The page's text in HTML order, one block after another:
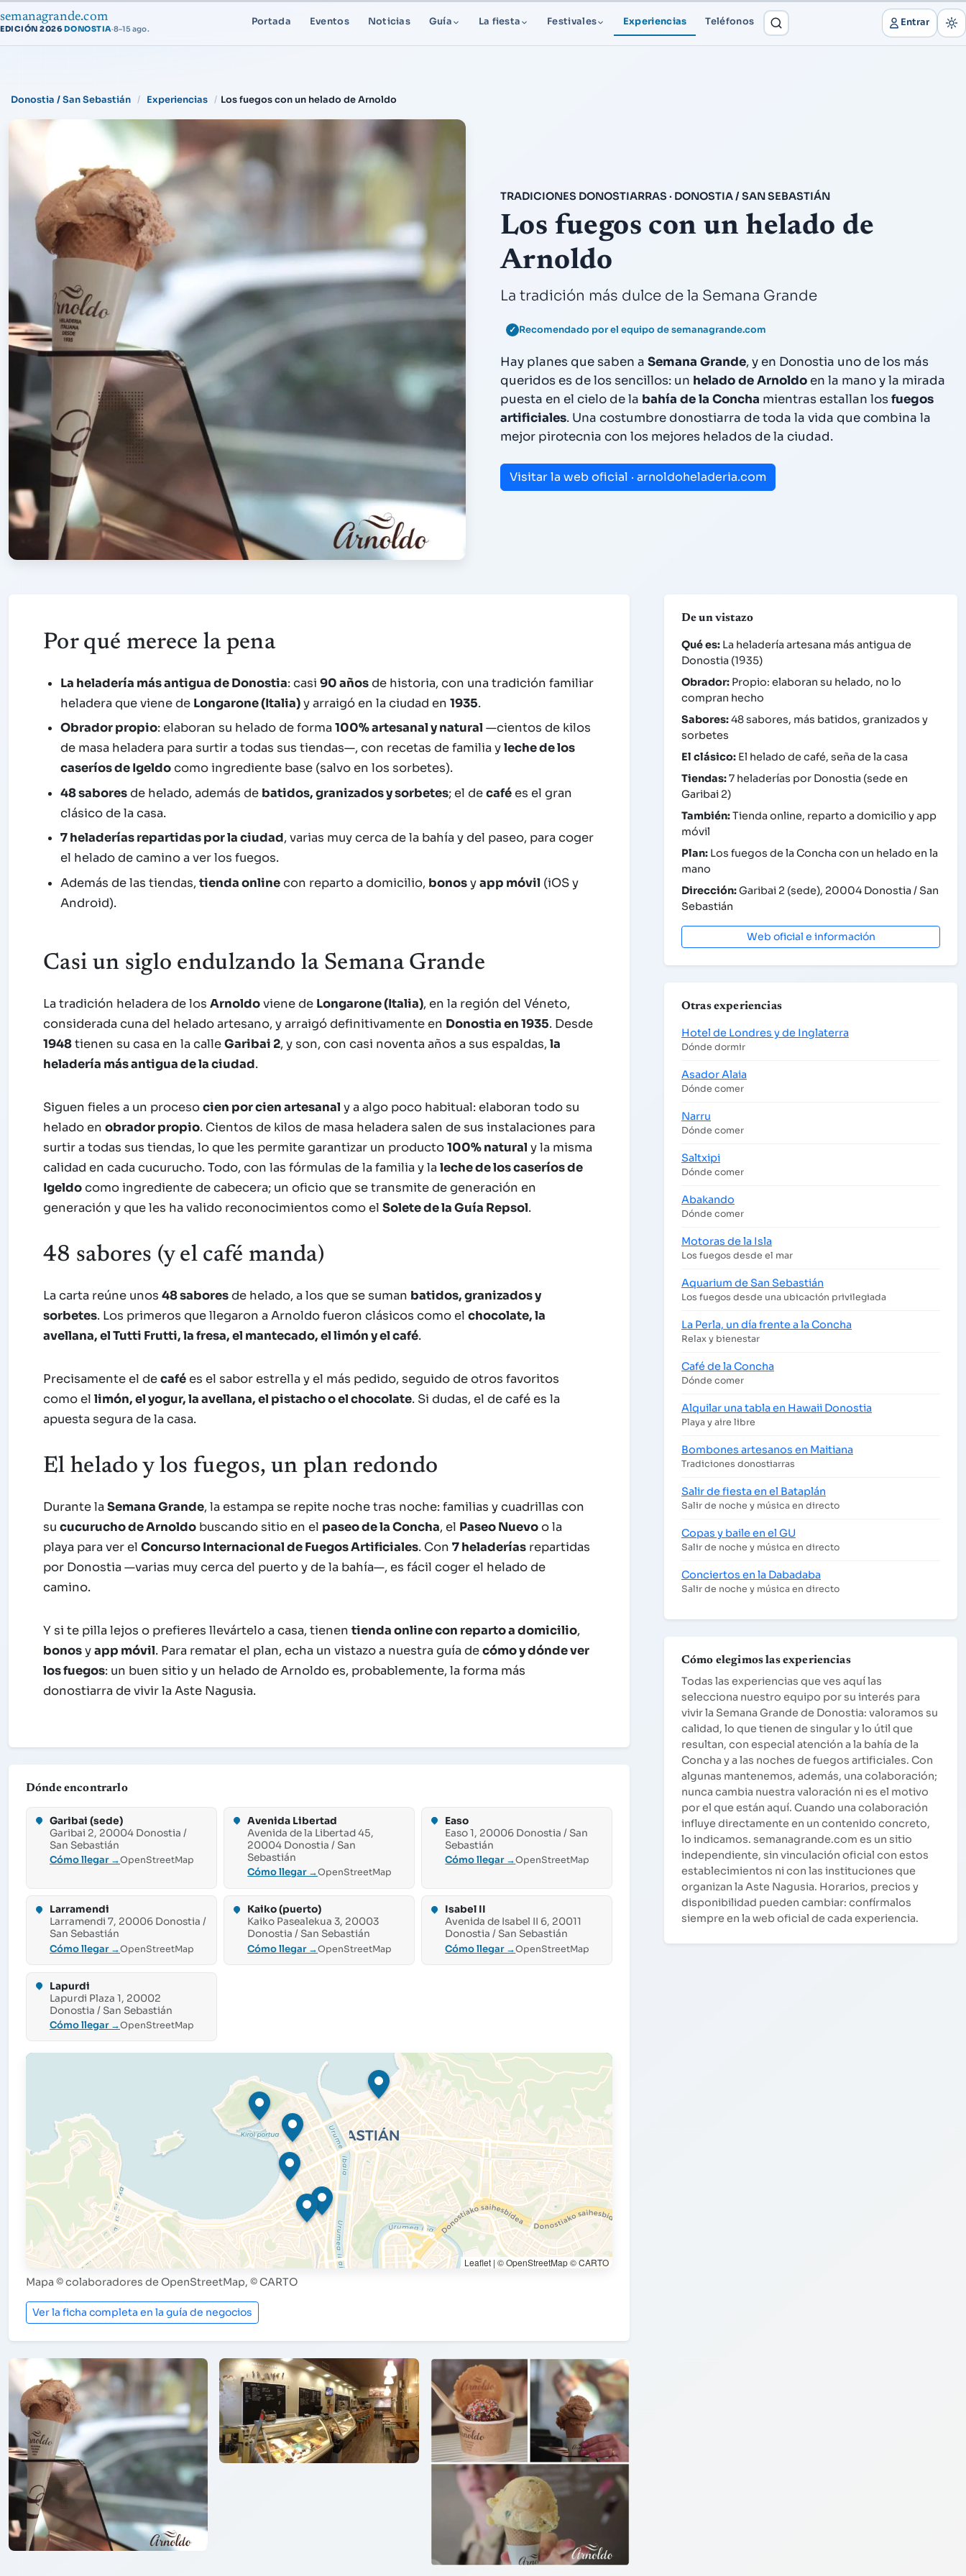
semanagrande.com
EDICIÓN 2026·DONOSTIA·8–15 ago.
Portada Eventos Noticias Guía La fiesta Festivales Experiencias Teléfonos Entrar
Donostia / San Sebastián Experiencias Los fuegos con un helado de Arnoldo
TRADICIONES DONOSTIARRAS · DONOSTIA / SAN SEBASTIÁN
Los fuegos con un helado de
Arnoldo
La tradición más dulce de la Semana Grande
Recomendado por el equipo de semanagrande.com
Hay planes que saben a Semana Grande, y en Donostia uno de los más
queridos es de los sencillos: un helado de Arnoldoen la mano y la mirada
puesta en el cielo de la bahía de la Concha mientras estallan losfuegos
artificiales. Una costumbre donostiarra de toda la vida que combina la
mejor pirotecnia con los mejores helados de la ciudad.
Visitar la web oficial · arnoldoheladeria.com
Por qué merece la pena
La heladería más antigua de Donostia: casi 90 añosde historia, con una tradición familiar
heladera que viene de Longarone (Italia)y arraigó en la ciudad en 1935.
Obrador propio: elaboran su helado de forma 100% artesanal y natural —cientos de kilos
de masa heladera para surtir a todas sus tiendas—, con recetas de familia yleche de los
caseríos de Igeldocomo ingrediente base (salvo en los sorbetes).
48 saboresde helado, además de batidos, granizados y sorbetes; el decafées el gran
clásico de la casa.
7 heladerías repartidas por la ciudad, varias muy cerca de la bahía y del paseo, para coger
el helado de camino a ver los fuegos.
Además de las tiendas,tienda onlinecon reparto a domicilio, bonosyapp móvil (iOS y
Android).
Casi un siglo endulzando la Semana Grande
La tradición heladera de los Arnoldoviene de Longarone (Italia), en la región del Véneto,
considerada cuna del helado artesano, y arraigó definitivamente en Donostia en 1935. Desde
1948tienen su casa en la calleGaribai 2, y son, con casi noventa años a sus espaldas,la
heladería más antigua de la ciudad.
Siguen fieles a un procesocien por cien artesanal y a algo poco habitual: elaboran todo su
helado en obrador propio. Cientos de kilos de masa heladera salen de sus instalaciones para
surtir a todas sus tiendas, lo que les permite garantizar un producto100% natural y la misma
calidad en cada cucurucho. Todo, con las fórmulas de la familia y la leche de los caseríos de
Igeldocomo ingrediente de cabecera; un oficio que se transmite de generación en
generación y que les ha valido reconocimientos como el Solete de la Guía Repsol.
48 sabores (y el café manda)
La carta reúne unos 48 saboresde helado, a los que se suman batidos, granizados y
sorbetes. Los primeros que llegaron a Arnoldo fueron clásicos como el chocolate, la
avellana, el Tutti Frutti, la fresa, el mantecado, el limón y el café.
Precisamente el decafées el sabor estrella y el más pedido, seguido de otros favoritos
como el limón, el yogur, la avellana, el pistacho o el chocolate. Si dudas, el de café es la
apuesta segura de la casa.
El helado y los fuegos, un plan redondo
Durante la Semana Grande, la estampa se repite noche tras noche: familias y cuadrillas con
su cucurucho de Arnoldo buscando sitio en el paseo de la Concha, el Paseo Nuevoo la
playa para ver el Concurso Internacional de Fuegos Artificiales. Con 7 heladerías repartidas
por Donostia —varias muy cerca del puerto y de la bahía—, es fácil coger el helado de
camino.
Y si te pilla lejos o prefieres llevártelo a casa, tienen tienda online con reparto a domicilio,
bonosyapp móvil. Para rematar el plan, echa un vistazo a nuestra guía decómo y dónde ver
los fuegos: un buen sitio y un helado de Arnoldo es, probablemente, la forma más
donostiarra de vivir la Aste Nagusia.
Dónde encontrarlo
Garibai (sede)
Garibai 2, 20004 Donostia /
San Sebastián
Cómo llegar →OpenStreetMap
Avenida Libertad
Avenida de la Libertad 45,
20004 Donostia / San
Sebastián
Cómo llegar →OpenStreetMap
Easo
Easo 1, 20006 Donostia / San
Sebastián
Cómo llegar →OpenStreetMap
Larramendi
Larramendi 7, 20006 Donostia /
San Sebastián
Cómo llegar →OpenStreetMap
Kaiko (puerto)
Kaiko Pasealekua 3, 20003
Donostia / San Sebastián
Cómo llegar →OpenStreetMap
Isabel II
Avenida de Isabel II 6, 20011
Donostia / San Sebastián
Cómo llegar →OpenStreetMap
Lapurdi
Lapurdi Plaza 1, 20002
Donostia / San Sebastián
Cómo llegar →OpenStreetMap
Leaflet | © OpenStreetMap © CARTO
Mapa © colaboradores de OpenStreetMap, © CARTO
Ver la ficha completa en la guía de negocios
De un vistazo
Qué es: La heladería artesana más antigua de
Donostia (1935)
Obrador: Propio: elaboran su helado, no lo
compran hecho
Sabores:48 sabores, más batidos, granizados y
sorbetes
El clásico: El helado de café, seña de la casa
Tiendas:7 heladerías por Donostia (sede en
Garibai 2)
También:Tienda online, reparto a domicilio y app
móvil
Plan: Los fuegos de la Concha con un helado en la
mano
Dirección:Garibai 2 (sede), 20004 Donostia / San
Sebastián
Web oficial e información
Otras experiencias
Hotel de Londres y de Inglaterra
Dónde dormir
Asador Alaia
Dónde comer
Narru
Dónde comer
Saltxipi
Dónde comer
Abakando
Dónde comer
Motoras de la Isla
Los fuegos desde el mar
Aquarium de San Sebastián
Los fuegos desde una ubicación privilegiada
La Perla, un día frente a la Concha
Relax y bienestar
Café de la Concha
Dónde comer
Alquilar una tabla en Hawaii Donostia
Playa y aire libre
Bombones artesanos en Maitiana
Tradiciones donostiarras
Salir de fiesta en el Bataplán
Salir de noche y música en directo
Copas y baile en el GU
Salir de noche y música en directo
Conciertos en la Dabadaba
Salir de noche y música en directo
Cómo elegimos las experiencias
Todas las experiencias que ves aquí las
selecciona nuestro equipo por su interés para
vivir la Semana Grande de Donostia: valoramos su
calidad, lo que tienen de singular y lo útil que
resultan, con especial atención a la bahía de la
Concha y a las noches de fuegos artificiales. Con
algunas mantenemos, además, una colaboración;
nunca cambia nuestra valoración ni es el motivo
por el que están aquí. Cuando una colaboración
influye directamente en un contenido concreto,
lo indicamos. semanagrande.com es un sitio
independiente, sin vinculación oficial con estos
establecimientos ni con las instituciones que
organizan la Aste Nagusia. Horarios, precios y
disponibilidad pueden cambiar: confírmalos
siempre en la web oficial de cada experiencia.